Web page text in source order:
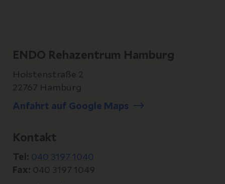
ENDO Rehazentrum Hamburg
Holstenstraße 2
22767 Hamburg
Anfahrt auf Google Maps
Kontakt
Tel: 040 3197 1040
Fax: 040 3197 1049